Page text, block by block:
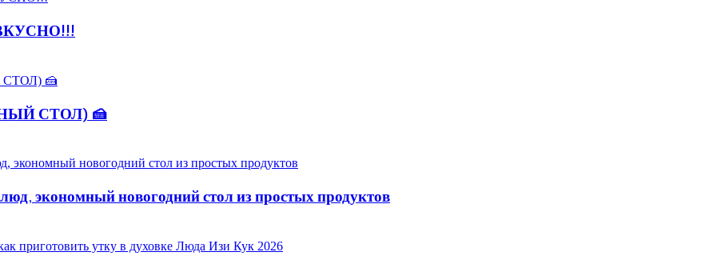
ВКУСНО!!!
СТОЛ) 🍰
новогодний стол из простых продуктов